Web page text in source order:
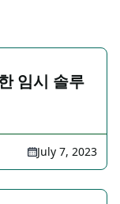
임시 솔루
July 7, 2023